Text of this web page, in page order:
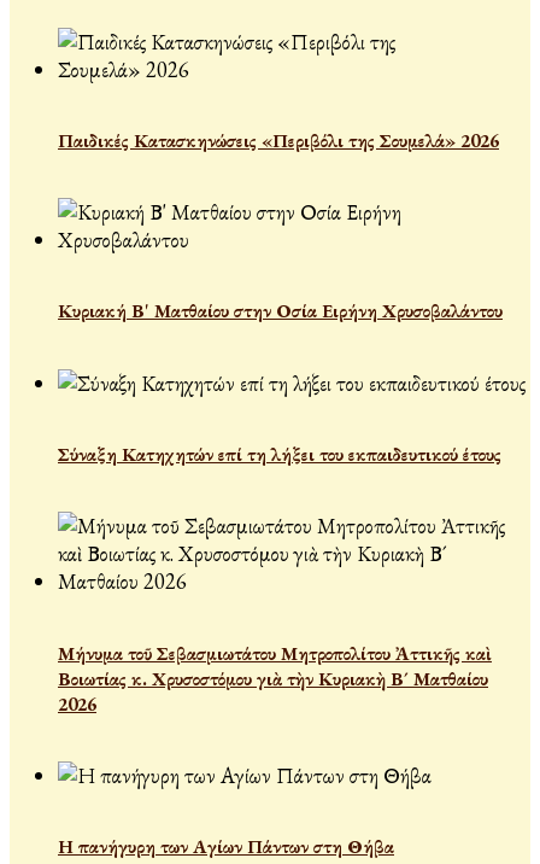
Παιδικές Κατασκηνώσεις «Περιβόλι της Σουμελά» 2026
Κυριακή Β' Ματθαίου στην Οσία Ειρήνη Χρυσοβαλάντου
Σύναξη Κατηχητών επί τη λήξει του εκπαιδευτικού έτους
Μήνυμα τοῦ Σεβασμιωτάτου Μητροπολίτου Ἀττικῆς καὶ
Βοιωτίας κ. Χρυσοστόμου γιὰ τὴν Κυριακὴ Β´ Ματθαίου
2026
Η πανήγυρη των Αγίων Πάντων στη Θήβα